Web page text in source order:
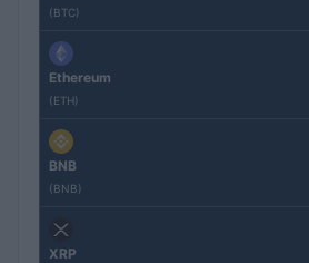
(BTC)
Ethereum
(ETH)
BNB
(BNB)
XRP